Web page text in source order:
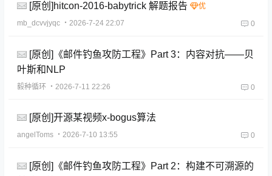
[原创]hitcon-2016-babytrick 解题报告
mb_dcvvjyqc ・2026-7-24 22:07 0
[原创]《邮件钓鱼攻防工程》Part 3：内容对抗——贝
叶斯和NLP
毅种循环 ・2026-7-11 22:26 0
[原创]开源某视频x-bogus算法
angelToms ・2026-7-10 13:55 0
[原创]《邮件钓鱼攻防工程》Part 2：构建不可溯源的